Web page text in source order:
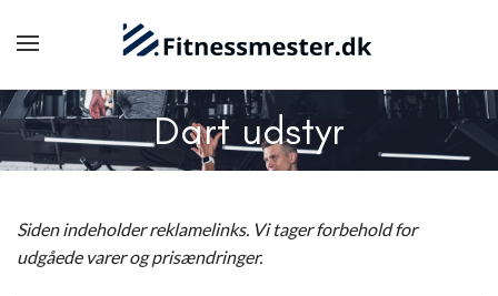
Dart udstyr
Siden indeholder reklamelinks. Vi tager forbehold for
udgåede varer og prisændringer.